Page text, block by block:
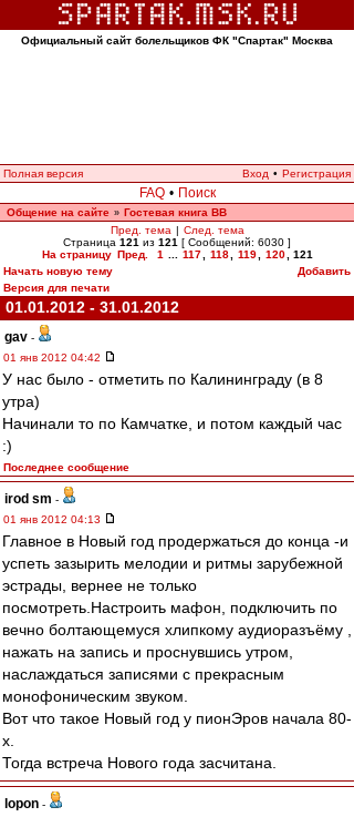
Официальный сайт болельщиков ФК "Спартак" Москва
Полная версия Вход • Регистрация
FAQ • Поиск
Общение на сайте » Гостевая книга ВВ
Пред. тема | След. тема
Страница 121 из 121 [ Сообщений: 6030 ]
На страницу Пред. 1 117 118 119 120
121
Начать новую тему
Добавить
Версия для печати
01.01.2012 - 31.01.2012
gav -
01 янв 2012 04:42
У нас было - отметить по Калининграду (в 8
утра)
Начинали то по Камчатке, и потом каждый час
:)
Последнее сообщение
irod sm -
01 янв 2012 04:13
Главное в Новый год продержаться до конца -и
успеть зазырить мелодии и ритмы зарубежной
эстрады, вернее не только
посмотреть.Настроить мафон, подключить по
вечно болтающемуся хлипкому аудиоразъёму ,
нажать на запись и проснувшись утром,
наслаждаться записями с прекрасным
монофоническим звуком.
Вот что такое Новый год у пионЭров начала 80-
х.
Тогда встреча Нового года засчитана.
lopon -